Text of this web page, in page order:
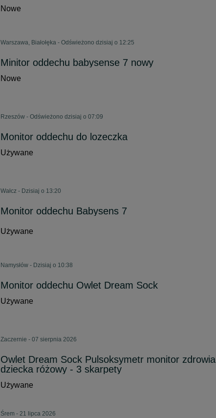
Nowe
Warszawa, Białołęka - Odświeżono dzisiaj o 12:25
Minitor oddechu babysense 7 nowy
Nowe
Rzeszów - Odświeżono dzisiaj o 07:09
Monitor oddechu do lozeczka
Używane
Wałcz - Dzisiaj o 13:20
Monitor oddechu Babysens 7
Używane
Namysłów - Dzisiaj o 10:38
Monitor oddechu Owlet Dream Sock
Używane
Zaczernie - 07 sierpnia 2026
Owlet Dream Sock Pulsoksymetr monitor zdrowia
dziecka różowy - 3 skarpety
Używane
Śrem - 21 lipca 2026